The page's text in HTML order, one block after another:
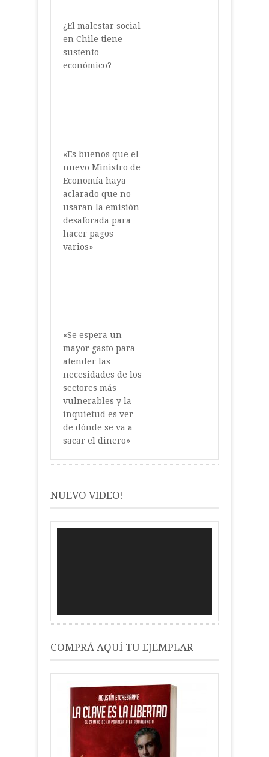
¿El malestar social
en Chile tiene
sustento
económico?
«Es buenos que el
nuevo Ministro de
Economía haya
aclarado que no
usaran la emisión
desaforada para
hacer pagos
varios»
«Se espera un
mayor gasto para
atender las
necesidades de los
sectores más
vulnerables y la
inquietud es ver
de dónde se va a
sacar el dinero»
NUEVO VIDEO!
COMPRÁ AQUÍ TU EJEMPLAR